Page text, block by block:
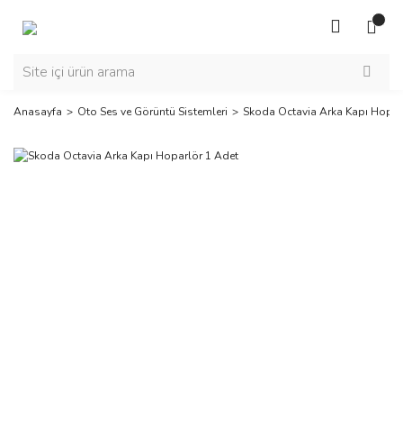
Anasayfa Oto Ses ve Görüntü Sistemleri Skoda Octavia Arka Kapı